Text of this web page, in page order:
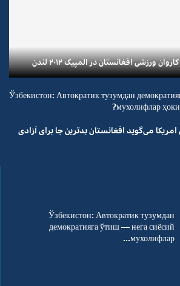
ورزشی افغانستان در المپیک ۲۰۱۲ لندن
Ўзбекистон: Автократик тузумдан
мухолифлар
می‌گوید افغانستان بدترین جا برای آزادی
Ўзбекистон: Автократик тузумдан
демократияга ўтиш — нега сиёсий
мухолифлар...